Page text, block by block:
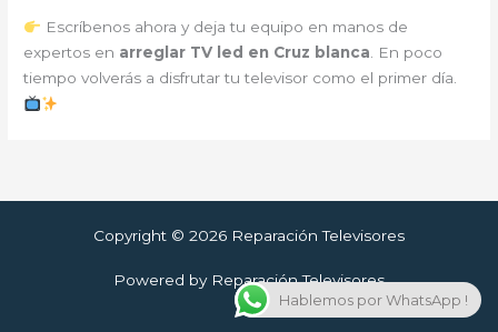
Escríbenos ahora y deja tu equipo en manos de
expertos en arreglar TV led en Cruz blanca. En poco
tiempo volverás a disfrutar tu televisor como el primer día.
Copyright © 2026 Reparación Televisores
Powered by Reparación Televisores
Hablemos por WhatsApp !